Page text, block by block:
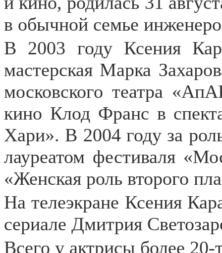
в обычной семье
В 2003 году Ксения
мастерская Марка
московского театра
кино Клод Франс в
Хари». В 2004 году за
лауреатом фестиваля
«Женская роль второго
На телеэкране Ксения
сериале Дмитрия
Всего у актрисы более